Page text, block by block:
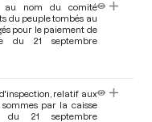
au nom du comité
du peuple tombés au
pour le paiement de
du 21 septembre
relatif aux
par la caisse
21 septembre